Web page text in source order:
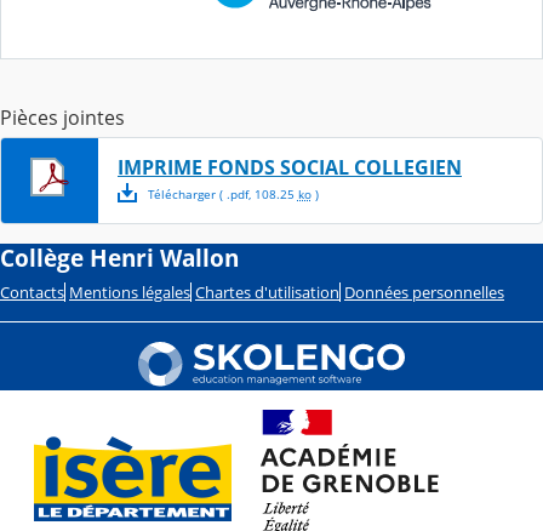
Pièces jointes
IMPRIME FONDS SOCIAL COLLEGIEN
Télécharger( .pdf, 108.25 ko)
Collège Henri Wallon
Contacts Mentions légales Chartes d'utilisation Données personnelles